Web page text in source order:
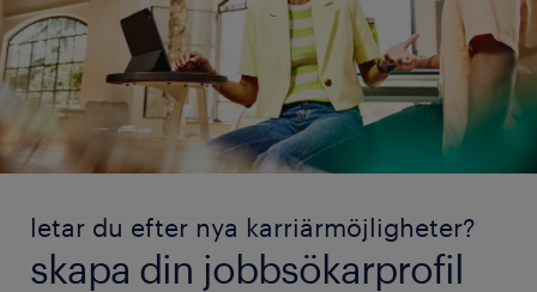
letar du efter nya karriärmöjligheter?
skapa din jobbsökarprofil